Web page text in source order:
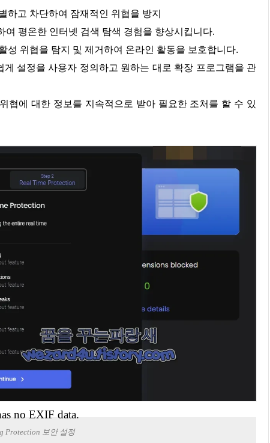
하고 차단하여 잠재적인 위협을 방지
평온한 인터넷 검색 탐색 경험을 향상시킵니다.
성 위협을 탐지 및 제거하여 온라인 활동을 보호합니다.
설정을 사용자 정의하고 원하는 대로 확장 프로그램을 관
협에 대한 정보를 지속적으로 받아 필요한 조처를 할 수 있
no EXIF data.
Protection 보안 설정